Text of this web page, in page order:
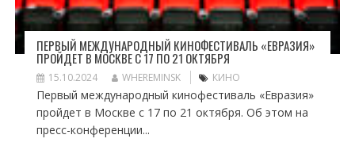
ПЕРВЫЙ МЕЖДУНАРОДНЫЙ КИНОФЕСТИВАЛЬ «ЕВРАЗИЯ»
ПРОЙДЕТ В МОСКВЕ С 17 ПО 21 ОКТЯБРЯ
15.10.2024 WHEREMINSK КИНО
Первый международный кинофестиваль «Евразия»
пройдет в Москве с 17 по 21 октября. Об этом на
пресс-конференции...